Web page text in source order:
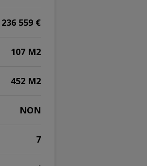
236 559 €
107 M2
452 M2
NON
7